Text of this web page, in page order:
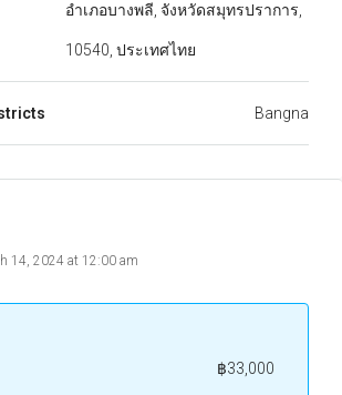
อำเภอบางพลี, จังหวัดสมุทรปราการ,
10540, ประเทศไทย
Bangna
14, 2024 at 12:00 am
฿33,000